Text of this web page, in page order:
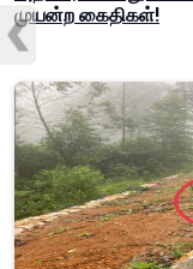
முயன்ற கைதிகள்!